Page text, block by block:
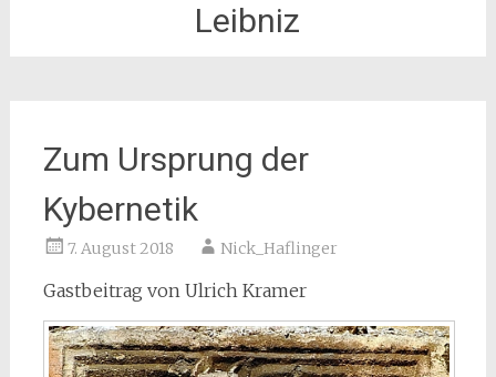
Leibniz
Zum Ursprung der
Kybernetik
7. August 2018 Nick_Haflinger
Gastbeitrag von Ulrich Kramer